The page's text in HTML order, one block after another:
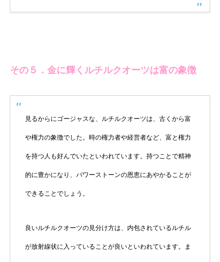
その５．金に輝くルチルクオーツは富の象徴
見るからにゴージャスな、ルチルクオーツは、古くから富
や権力の象徴でした。時の権力者や経営者など、富と権力
を持つ人も好んでいたといわれています。持つことで精神
的に豊かになり、パワーストーンの恩恵にあやかることが
できることでしょう。
良いルチルクオーツの見分け方は、内包されているルチル
が放射線状に入っていることが良いといわれています。ま